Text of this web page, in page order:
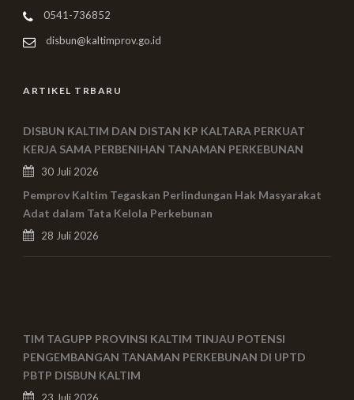
0541-736852
disbun@kaltimprov.go.id
ARTIKEL TRBARU
DISBUN KALTIM DAN DISTAN KP KALTARA PERKUAT
KERJA SAMA PERBENIHAN TANAMAN PERKEBUNAN
30 Juli 2026
Pemprov Kaltim Tegaskan Perlindungan Hak Masyarakat
Adat dalam Tata Kelola Perkebunan
28 Juli 2026
TIM TAGUPP PROVINSI KALTIM TINJAU POTENSI
PENGEMBANGAN TANAMAN PERKEBUNAN DI UPTD
PBTP DISBUN KALTIM